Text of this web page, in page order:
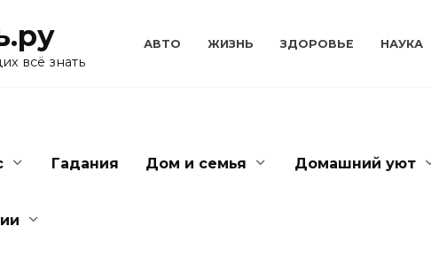
всё знать
АВТО ЖИЗНЬ ЗДОРОВЬЕ НАУКА
Гадания Дом и семья Домашний уют